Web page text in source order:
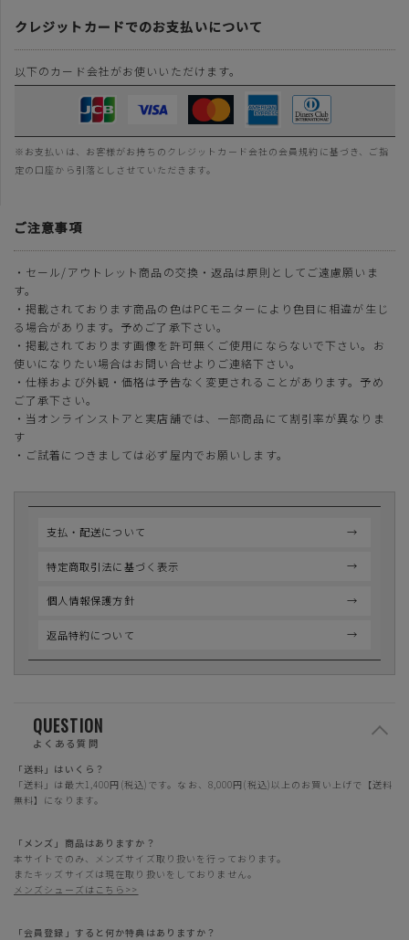
クレジットカードでのお支払いについて
以下のカード会社がお使いいただけます。
※お支払いは、お客様がお持ちのクレジットカード会社の会員規約に基づき、ご指
定の口座から引落としさせていただきます。
ご注意事項
・セール/アウトレット商品の交換・返品は原則としてご遠慮願いま
す。
・掲載されております商品の色はPCモニターにより色目に相違が生じ
る場合があります。予めご了承下さい。
・掲載されております画像を許可無くご使用にならないで下さい。お
使いになりたい場合はお問い合せよりご連絡下さい。
・仕様および外観・価格は予告なく変更されることがあります。予め
ご了承下さい。
・当オンラインストアと実店舗では、一部商品にて割引率が異なりま
す
・ご試着につきましては必ず屋内でお願いします。
支払・配送について
特定商取引法に基づく表示
個人情報保護方針
返品特約について
QUESTION
よくある質問
「送料」はいくら？
「送料」は最大1,400円(税込)です。なお、8,000円(税込)以上のお買い上げで【送料
無料】になります。
「メンズ」商品はありますか？
本サイトでのみ、メンズサイズ取り扱いを行っております。
またキッズサイズは現在取り扱いをしておりません。
メンズシューズはこちら>>
「会員登録」すると何か特典はありますか？